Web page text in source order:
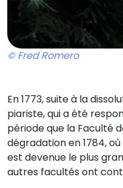
© Fred Romero
En 1773, suite à la
piariste, qui a été
période que la Faculté
dégradation en 1784,
est devenue le plus
autres facultés ont